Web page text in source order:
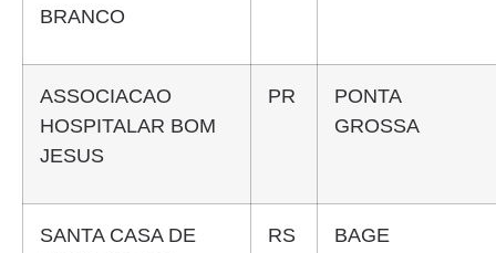
BRANCO
ASSOCIACAO
HOSPITALAR BOM
JESUS
PR
PONTA
GROSSA
SANTA CASA DE
RS BAGE